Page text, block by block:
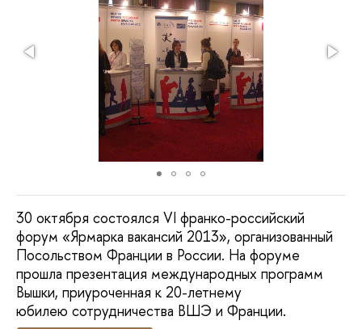
30 октября состоялся VI франко-российский
форум «Ярмарка вакансий 2013», организованный
Посольством Франции в России. На форуме
прошла презентация международных программ
Вышки, приуроченная к 20-летнему
юбилею сотрудничества ВШЭ и Франции.